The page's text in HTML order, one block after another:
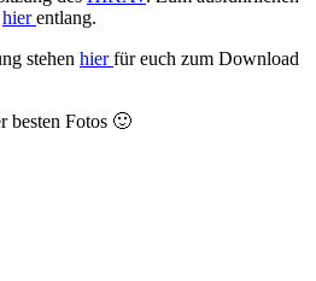
hierentlang.
stehen hierfür euch zum Download
besten Fotos 🙂